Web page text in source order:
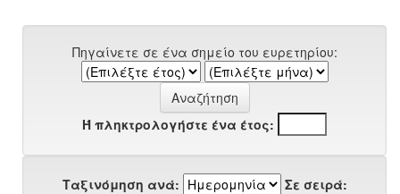
Πηγαίνετε σε ένα σημείο του ευρετηρίου:
Ή πληκτρολογήστε ένα έτος:
Ταξινόμηση ανά:
Σε σειρά: